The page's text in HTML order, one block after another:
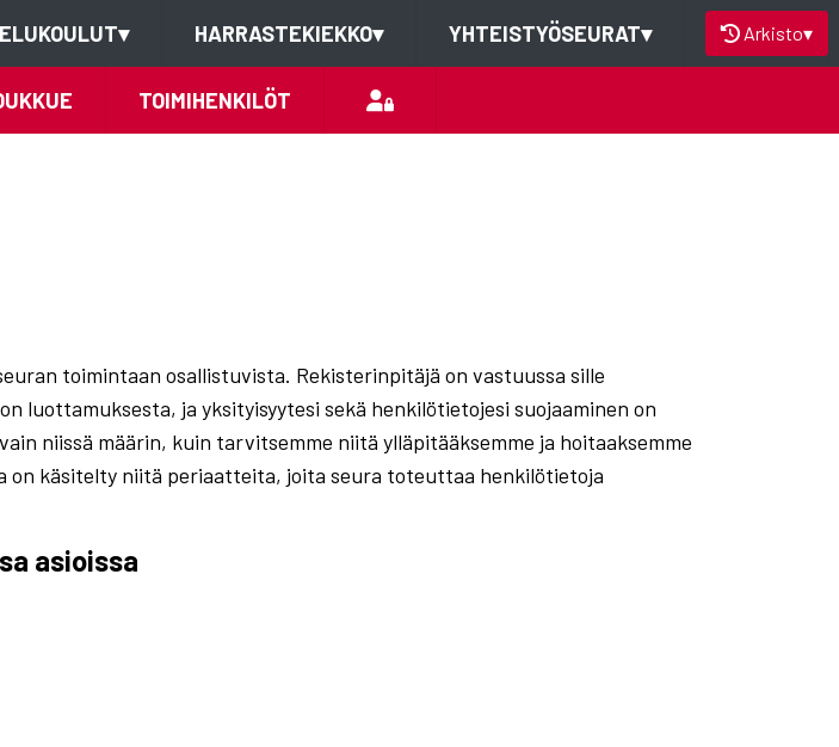
▾ HARRASTEKIEKKO▾ YHTEISTYÖSEURAT▾ Arkisto▾
TOIMIHENKILÖT
toimintaan osallistuvista. Rekisterinpitäjä on vastuussa sille
luottamuksesta, ja yksityisyytesi sekä henkilötietojesi suojaaminen on
niissä määrin, kuin tarvitsemme niitä ylläpitääksemme ja hoitaaksemme
on käsitelty niitä periaatteita, joita seura toteuttaa henkilötietoja
asioissa